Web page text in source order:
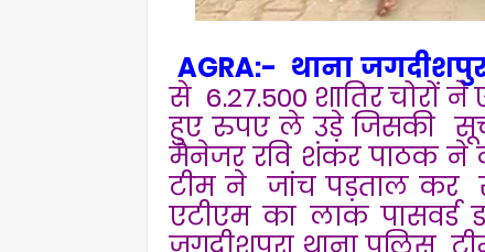
AGRA:- थाना
से 6.27.500 शातिर
हुए रुपए ले उड़े जिसकी
मैनेजर रवि शंकर पाठक ने
टीम ने जांच पड़ताल कर
एटीएम का लाक